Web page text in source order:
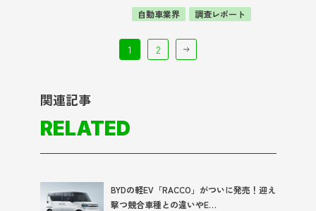
自動車業界 調査レポート
1 2
関連記事
RELATED
BYDの軽EV「RACCO」がついに発売！迎え
撃つ競合車種との違いやE…